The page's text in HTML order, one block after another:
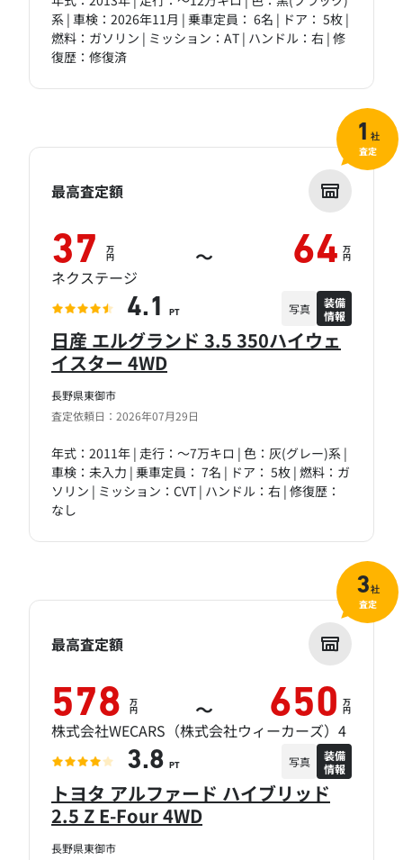
系 | 車検：2026年11月 | 乗車定員： 6名 | ドア： 5枚 |
燃料：ガソリン | ミッション：AT | ハンドル：右 | 修
復歴：修復済
長野県東御市
査定依頼日：2026年07月29日
日産 エルグランド 3.5 350ハイウェ
イスター 4WD
年式：2011年 | 走行：～7万キロ | 色：灰(グレー)系 |
車検：未入力 | 乗車定員： 7名 | ドア： 5枚 | 燃料：ガ
ソリン | ミッション：CVT | ハンドル：右 | 修復歴：
なし
最高査定額
37 万
円 ～ 64 万
円
ネクステージ
4.1 PT 写真
装備
情報
1 社
査定
長野県東御市
トヨタ アルファード ハイブリッド
2.5 Z E-Four 4WD
最高査定額
578 万
円 ～ 650 万
円
株式会社WECARS（株式会社ウィーカーズ）4
3.8 PT 写真
装備
情報
3社
査定